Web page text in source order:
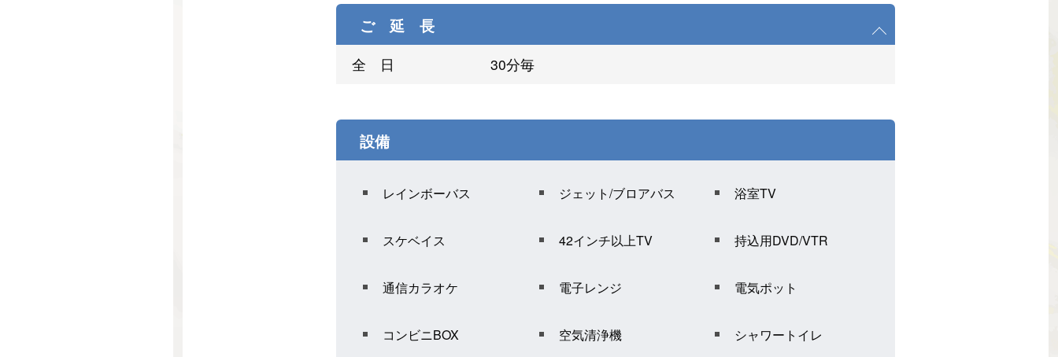
ご 延 長
全 日 30分毎
設備
レインボーバス ジェット/ブロアバス 浴室TV
スケベイス 42インチ以上TV 持込用DVD/VTR
通信カラオケ 電子レンジ 電気ポット
コンビニBOX 空気清浄機 シャワートイレ